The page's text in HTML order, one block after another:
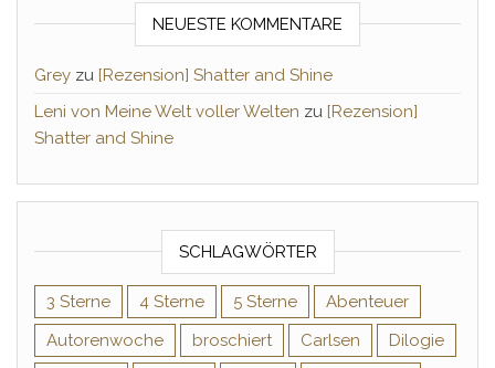
NEUESTE KOMMENTARE
Grey zu [Rezension] Shatter and Shine
Leni von Meine Welt voller Welten zu [Rezension]
Shatter and Shine
SCHLAGWÖRTER
3 Sterne 4 Sterne 5 Sterne
Abenteuer
Autorenwoche
broschiert Carlsen
Dilogie